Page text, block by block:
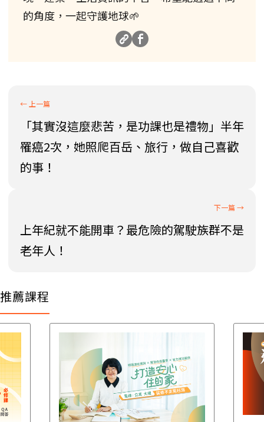
的角度，一起守護地球🌱
「其實沒這麼悲苦，是功課也是禮物」半年
罹癌2次，她照爬百岳、旅行，做自己喜歡
的事！
上年紀就不能開車？最危險的駕駛族群不是
老年人！
推薦課程